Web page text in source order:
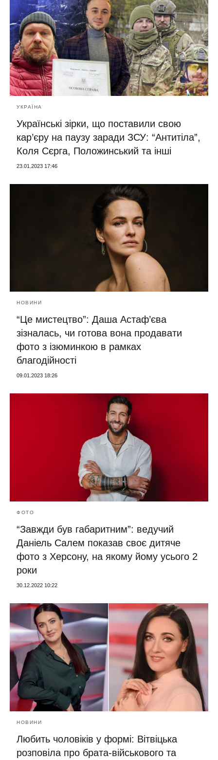
УКРАЇНА
Українські зірки, що поставили свою
кар’єру на паузу заради ЗСУ: “Антитіла”,
Коля Сєрга, Положинський та інші
23.01.2023 17:46
НОВИНИ
“Це мистецтво”: Даша Астаф’єва
зізналась, чи готова вона продавати
фото з ізюминкою в рамках
благодійності
09.01.2023 18:26
ФОТО
“Завжди був габаритним”: ведучий
Даніель Салем показав своє дитяче
фото з Херсону, на якому йому усього 2
роки
30.12.2022 10:22
НОВИНИ
Любить чоловіків у формі: Вітвіцька
розповіла про брата-військового та